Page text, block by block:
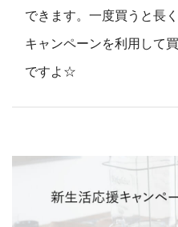
できます。一度買うと長
キャンペーンを利用して
ですよ☆